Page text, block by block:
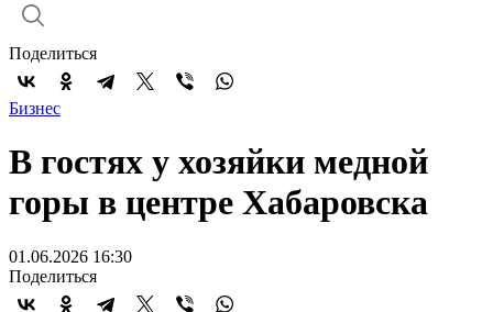
Поделиться
Бизнес
В гостях у хозяйки медной
горы в центре Хабаровска
01.06.2026 16:30
Поделиться